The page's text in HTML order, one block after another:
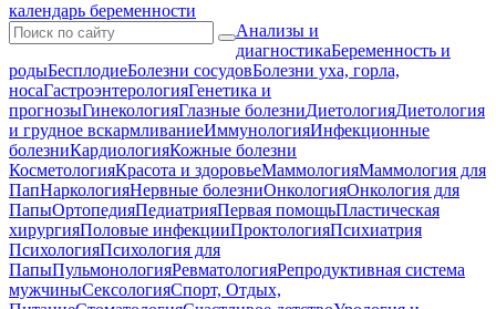
календарь беременности
Анализы и
диагностикаБеременность и
родыБесплодиеБолезни сосудовБолезни уха, горла,
носаГастроэнтерологияГенетика и
прогнозыГинекологияГлазные болезниДиетологияДиетология
и грудное вскармливаниеИммунологияИнфекционные
болезниКардиологияКожные болезни
КосметологияКрасота и здоровьеМаммологияМаммология для
ПапНаркологияНервные болезниОнкологияОнкология для
ПапыОртопедияПедиатрияПервая помощьПластическая
хирургияПоловые инфекцииПроктологияПсихиатрия
ПсихологияПсихология для
ПапыПульмонологияРевматологияРепродуктивная система
мужчиныСексологияСпорт, Отдых,